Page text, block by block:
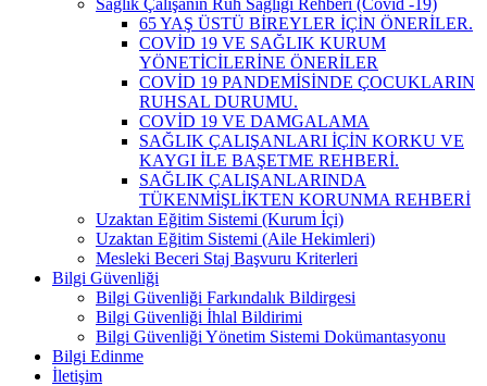
65 YAŞ ÜSTÜ BİREYLER İÇİN ÖNERİLER.
COVİD 19 VE SAĞLIK KURUM
YÖNETİCİLERİNE ÖNERİLER
COVİD 19 PANDEMİSİNDE ÇOCUKLARIN
RUHSAL DURUMU.
COVİD 19 VE DAMGALAMA
SAĞLIK ÇALIŞANLARI İÇİN KORKU VE
KAYGI İLE BAŞETME REHBERİ.
SAĞLIK ÇALIŞANLARINDA
TÜKENMİŞLİKTEN KORUNMA REHBERİ
Uzaktan Eğitim Sistemi (Kurum İçi)
Uzaktan Eğitim Sistemi (Aile Hekimleri)
Mesleki Beceri Staj Başvuru Kriterleri
Bilgi Güvenliği
Bilgi Güvenliği Farkındalık Bildirgesi
Bilgi Güvenliği İhlal Bildirimi
Bilgi Güvenliği Yönetim Sistemi Dokümantasyonu
Bilgi Edinme
İletişim